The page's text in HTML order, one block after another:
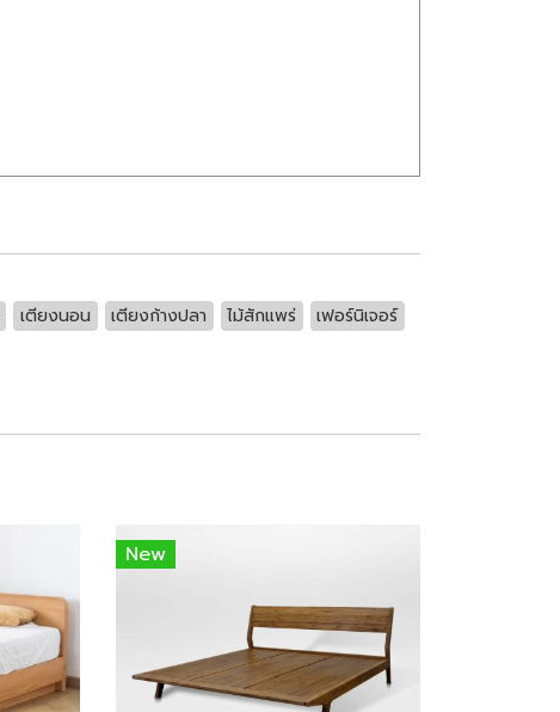
เตียงนอน เตียงก้างปลา ไม้สักแพร่
เฟอร์นิเจอร์
New